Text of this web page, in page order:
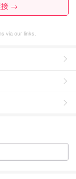
接 →
via our links.